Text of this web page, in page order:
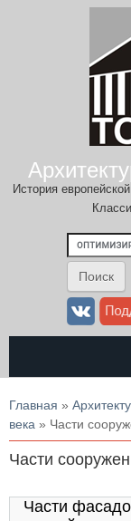
История
Вы здесь
Главная »
века » Части
Части
Части